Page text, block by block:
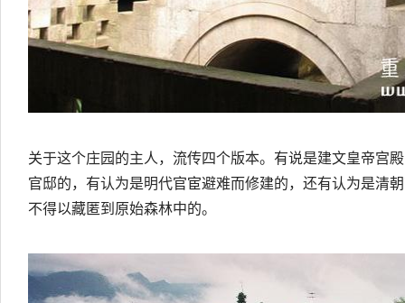
关于这个庄园的主人，流传四个版本。有说是建文皇帝宫
官邸的，有认为是明代官宦避难而修建的，还有认为是清
不得以藏匿到原始森林中的。